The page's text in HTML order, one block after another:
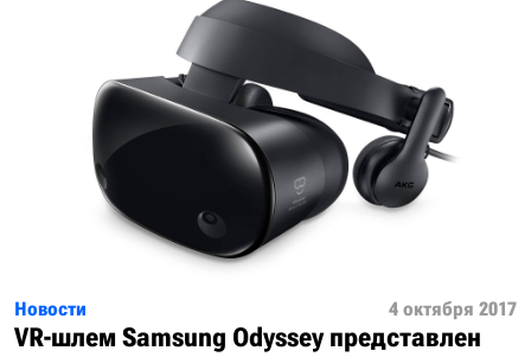
Новости 4 октября 2017
VR-шлем Samsung Odyssey представлен